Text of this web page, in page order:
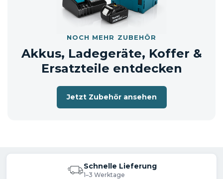
NOCH MEHR ZUBEHÖR
Akkus, Ladegeräte, Koffer &
Ersatzteile entdecken
Jetzt Zubehör ansehen
Schnelle Lieferung
1–3 Werktage